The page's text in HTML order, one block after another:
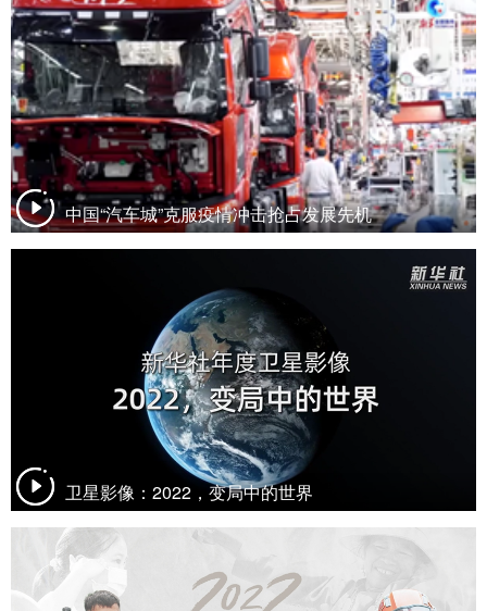
中国“汽车城”克服疫情冲击抢占发展先机
卫星影像：2022，变局中的世界